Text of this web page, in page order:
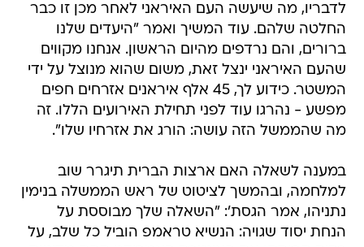
לדבריו, מה שיעשה העם האיראני לאחר מכן זו כבר
החלטה שלהם. עוד המשיך ואמר "היעדים שלנו
ברורים, והם נרדפים מהיום הראשון. אנחנו מקווים
שהעם האיראני ינצל זאת, משום שהוא מנוצל על ידי
המשטר. כידוע לך, 45 אלף איראנים אזרחים חפים
מפשע - נהרגו עוד לפני תחילת האירועים הללו. זה
מה שהממשל הזה עושה: הורג את אזרחיו שלו".
במענה לשאלה האם ארצות הברית תיגרר שוב
למלחמה, ובהמשך לציטוט של ראש הממשלה בנימין
נתניהו, אמר הגסת': "השאלה שלך מבוססת על
הנחת יסוד שגויה: הנשיא טראמפ הוביל כל שלב, על